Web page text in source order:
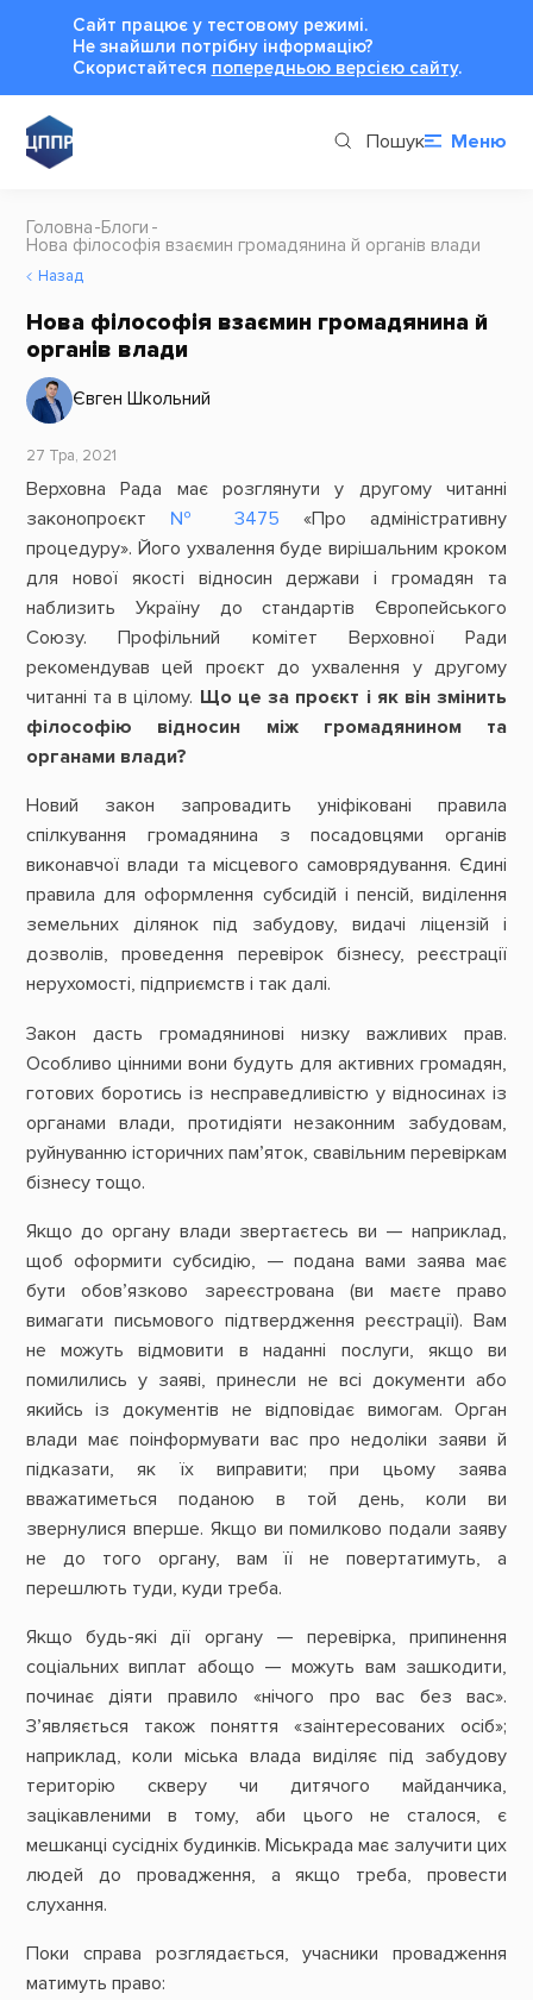
Сайт працює у тестовому режимі.
Не знайшли потрібну інформацію?
Cкористайтеся попередньою версією сайту.
Пошук Меню
Головна Блоги
Нова філософія взаємин громадянина й органів влади
Назад
Нова філософія взаємин громадянина й
органів влади
Євген Школьний
27 Тра, 2021
Верховна Рада має розглянути у другому читанні
законопроєкт № 3475 «Про адміністративну
процедуру». Його ухвалення буде вирішальним кроком
для нової якості відносин держави і громадян та
наблизить Україну до стандартів Європейського
Союзу. Профільний комітет Верховної Ради
рекомендував цей проєкт до ухвалення у другому
читанні та в цілому. Що це за проєкт і як він змінить
філософію відносин між громадянином та
органами влади?
Новий закон запровадить уніфіковані правила
спілкування громадянина з посадовцями органів
виконавчої влади та місцевого самоврядування. Єдині
правила для оформлення субсидій і пенсій, виділення
земельних ділянок під забудову, видачі ліцензій і
дозволів, проведення перевірок бізнесу, реєстрації
нерухомості, підприємств і так далі.
Закон дасть громадянинові низку важливих прав.
Особливо цінними вони будуть для активних громадян,
готових боротись із несправедливістю у відносинах із
органами влади, протидіяти незаконним забудовам,
руйнуванню історичних пам’яток, свавільним перевіркам
бізнесу тощо.
Якщо до органу влади звертаєтесь ви — наприклад,
щоб оформити субсидію, — подана вами заява має
бути обов’язково зареєстрована (ви маєте право
вимагати письмового підтвердження реєстрації). Вам
не можуть відмовити в наданні послуги, якщо ви
помилились у заяві, принесли не всі документи або
якийсь із документів не відповідає вимогам. Орган
влади має поінформувати вас про недоліки заяви й
підказати, як їх виправити; при цьому заява
вважатиметься поданою в той день, коли ви
звернулися вперше. Якщо ви помилково подали заяву
не до того органу, вам її не повертатимуть, а
перешлють туди, куди треба.
Якщо будь-які дії органу — перевірка, припинення
соціальних виплат абощо — можуть вам зашкодити,
починає діяти правило «нічого про вас без вас».
З’являється також поняття «заінтересованих осіб»;
наприклад, коли міська влада виділяє під забудову
територію скверу чи дитячого майданчика,
зацікавленими в тому, аби цього не сталося, є
мешканці сусідніх будинків. Міськрада має залучити цих
людей до провадження, а якщо треба, провести
слухання.
Поки справа розглядається, учасники провадження
матимуть право: